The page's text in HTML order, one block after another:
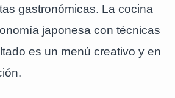
gastronómicas. La cocina
japonesa con técnicas
es un menú creativo y en